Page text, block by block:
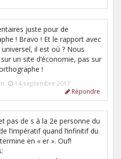
juste pour de
! Bravo ! Et le rapport avec
il est où ? Nous
un site d’économie, pas sur
!
14 septembre 2017
Répondre
pas de s à la 2e personne du
l’impératif quand l’infinitif du
en « er ». Ouf!